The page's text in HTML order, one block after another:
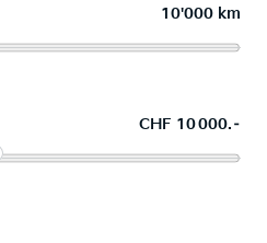
10'000 km
CHF 10 000.–